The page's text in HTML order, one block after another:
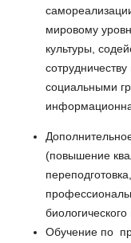
мировому
культуры,
социальными
(повышение
Обучение по